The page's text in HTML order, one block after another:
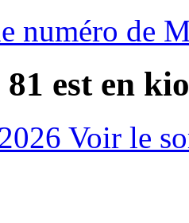
numéro de
est en
Voir le